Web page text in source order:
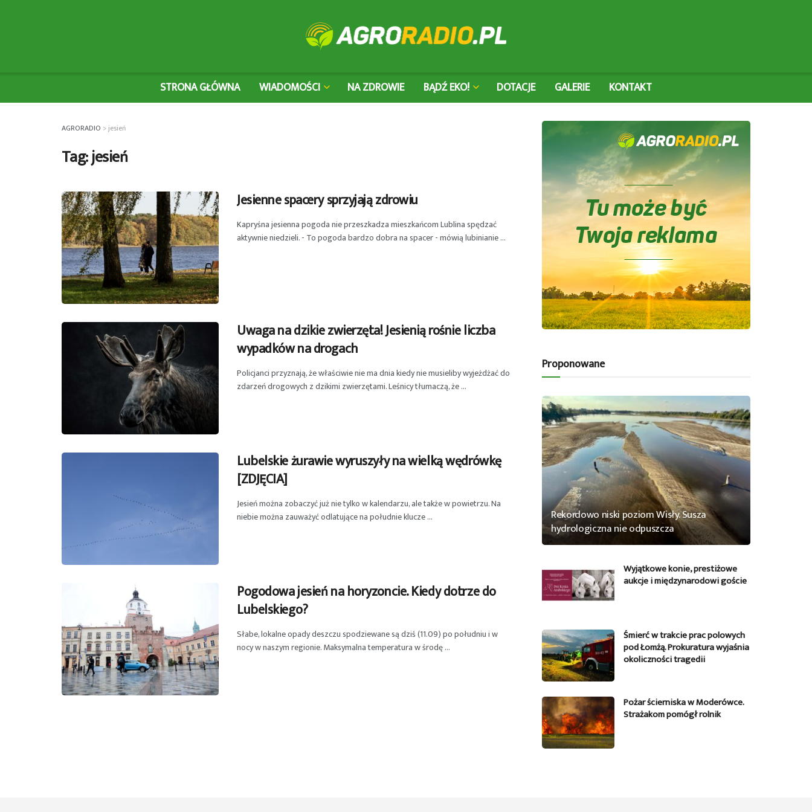
STRONA GŁÓWNA WIADOMOŚCI NA ZDROWIE BĄDŹ EKO! DOTACJE GALERIE KONTAKT
AGRORADIO >jesień
Tag:jesień
Jesienne spacery sprzyjają zdrowiu
Kapryśna jesienna pogoda nie przeszkadza mieszkańcom Lublina spędzać
aktywnie niedzieli. - To pogoda bardzo dobra na spacer - mówią lubinianie ...
Uwaga na dzikie zwierzęta! Jesienią rośnie liczba
wypadków na drogach
Policjanci przyznają, że właściwie nie ma dnia kiedy nie musieliby wyjeżdżać do
zdarzeń drogowych z dzikimi zwierzętami. Leśnicy tłumaczą, że ...
Lubelskie żurawie wyruszyły na wielką wędrówkę
[ZDJĘCIA]
Jesień można zobaczyć już nie tylko w kalendarzu, ale także w powietrzu. Na
niebie można zauważyć odlatujące na południe klucze ...
Pogodowa jesień na horyzoncie. Kiedy dotrze do
Lubelskiego?
Słabe, lokalne opady deszczu spodziewane są dziś (11.09) po południu i w
nocy w naszym regionie. Maksymalna temperatura w środę ...
Proponowane
Rekordowo niski poziom Wisły. Susza
hydrologiczna nie odpuszcza
Wyjątkowe konie, prestiżowe
aukcje i międzynarodowi goście
Śmierć w trakcie prac polowych
pod Łomżą. Prokuratura wyjaśnia
okoliczności tragedii
Pożar ścierniska w Moderówce.
Strażakom pomógł rolnik